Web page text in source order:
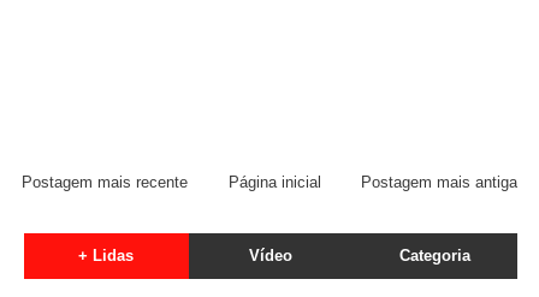
Postagem mais recente Postagem mais antiga
Página inicial
+ Lidas Vídeo Categoria